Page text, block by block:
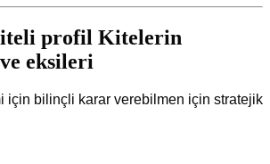
profil Kitelerin
eksileri
için bilinçli karar verebilmen için stratejik